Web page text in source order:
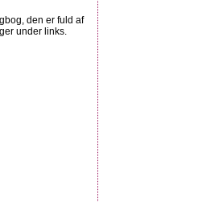
den er fuld af
under links.